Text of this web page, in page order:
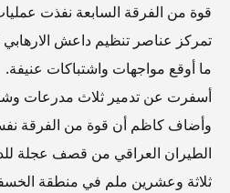
قوة من الفرقة السابعة نفذت
تمركز عناصر تنظيم داعش
ما أوقع مواجهات واشتباكات عنيفة.
أسفرت عن تدمير ثلاث مدرعات
وأضاف كاظم أن قوة من الفرقة
الطيران العراقي من قصف عجلة
ثلاثة وعشرين ملم في منطقة